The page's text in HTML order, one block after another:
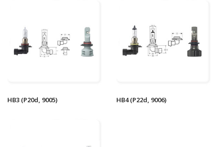
HB3 (P20d, 9005) HB4 (P22d, 9006)